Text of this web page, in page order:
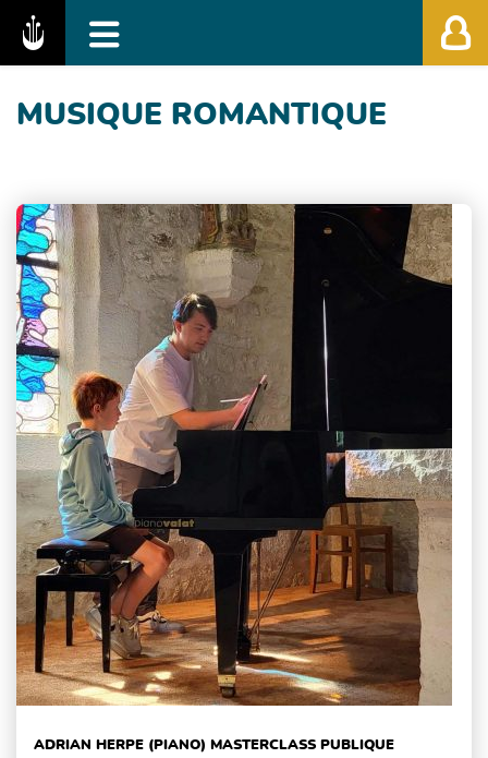
Fédération des Festivals de Musique
MUSIQUE ROMANTIQUE
ADRIAN HERPE (PIANO) MASTERCLASS PUBLIQUE